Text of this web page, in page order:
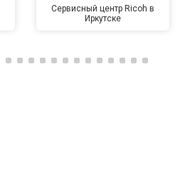
Сервисный центр Ricoh в
Иркутске